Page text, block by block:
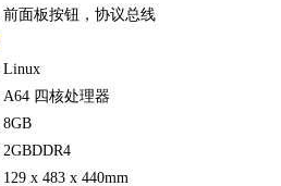
前面板按钮，协议总线
Linux
A64 四核处理器
8GB
2GBDDR4
129 x 483 x 440mm